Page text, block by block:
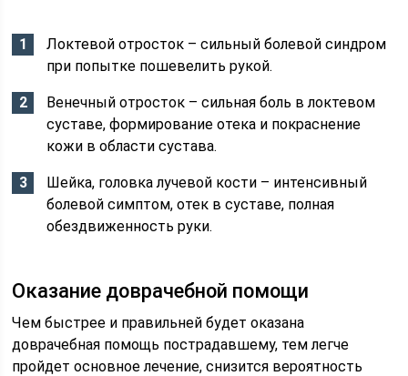
Локтевой отросток – сильный болевой синдром
при попытке пошевелить рукой.
Венечный отросток – сильная боль в локтевом
суставе, формирование отека и покраснение
кожи в области сустава.
Шейка, головка лучевой кости – интенсивный
болевой симптом, отек в суставе, полная
обездвиженность руки.
Оказание доврачебной помощи
Чем быстрее и правильней будет оказана
доврачебная помощь пострадавшему, тем легче
пройдет основное лечение, снизится вероятность